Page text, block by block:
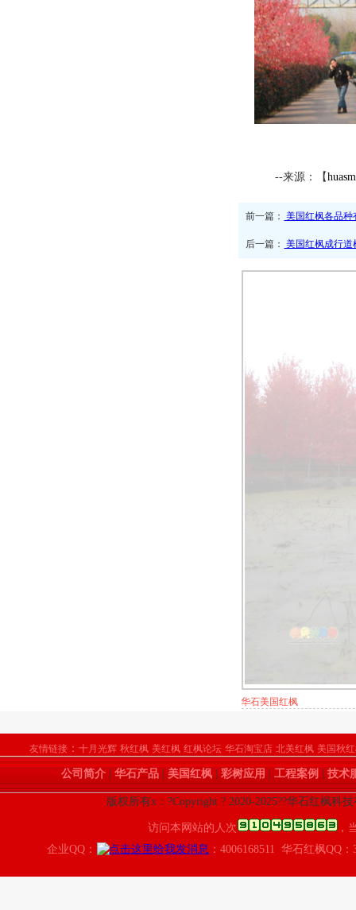
--来源：【
前一篇： 美国红枫各品种
后一篇： 美国红枫成行
华石美国红枫
友情链接 ： 十月光辉 秋红枫 美红枫 红枫论坛 华石淘宝店 北美红枫 美国秋
公司简介 华石产品 美国红枫 彩树应用 工程案例 技术
版权所有x：?Copyright ? 2020-2025??华石红枫科
访问本网站的人次
，
企业QQ：
：4006168511 华石红枫QQ